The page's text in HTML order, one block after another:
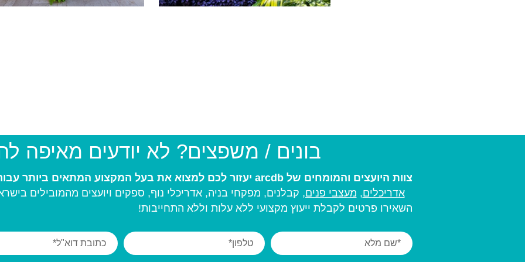
בונים / משפצים? לא יודעים מאיפה
צוות היועצים והמומחים של arcdb יעזור לכם למצוא את בעל המקצוע המתאים ביותר עבורכם:
אדריכלים, מעצבי פנים, קבלנים, מפקחי בניה, אדריכלי נוף, ספקים ויועצים מהמובילים
השאירו פרטים לקבלת ייעוץ מקצועי ללא עלות וללא התחייבות!